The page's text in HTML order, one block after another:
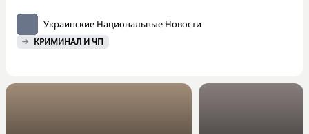
Украинские Национальные Новости
КРИМИНАЛ И ЧП